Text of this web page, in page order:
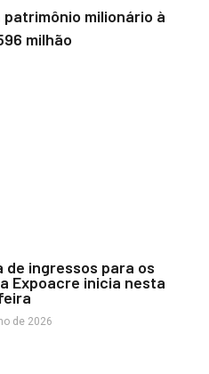
milionário à
milhão
de ingressos para os
Expoacre inicia nesta
de 2026